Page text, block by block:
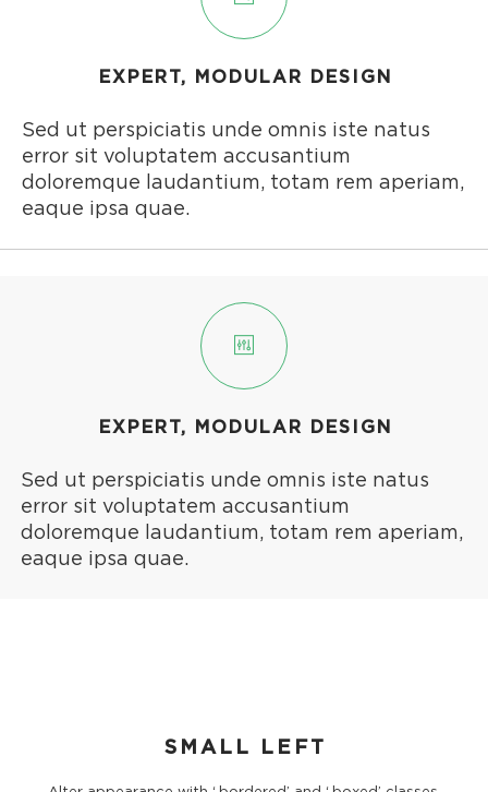
EXPERT, MODULAR DESIGN
Sed ut perspiciatis unde omnis iste natus
error sit voluptatem accusantium
doloremque laudantium, totam rem aperiam,
eaque ipsa quae.
EXPERT, MODULAR DESIGN
Sed ut perspiciatis unde omnis iste natus
error sit voluptatem accusantium
doloremque laudantium, totam rem aperiam,
eaque ipsa quae.
SMALL LEFT